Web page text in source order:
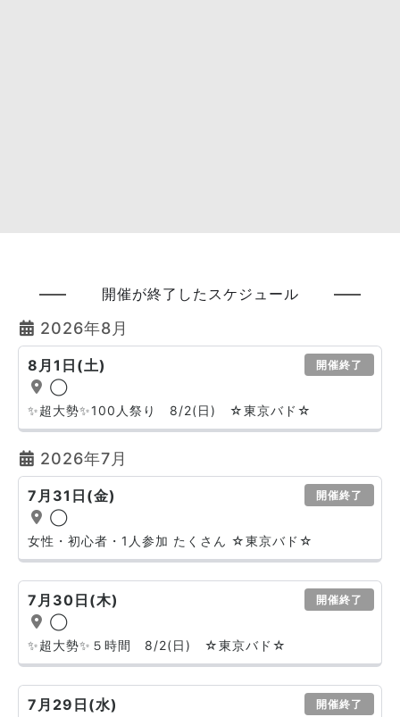
開催が終了したスケジュール
2026年8月
8月1日(土) 開催終了
◯
✨超大勢✨100人祭り 8/2(日) ☆東京バド☆
2026年7月
7月31日(金) 開催終了
◯
女性・初心者・1人参加 たくさん ☆東京バド☆
7月30日(木) 開催終了
◯
✨超大勢✨５時間 8/2(日) ☆東京バド☆
7月29日(水) 開催終了